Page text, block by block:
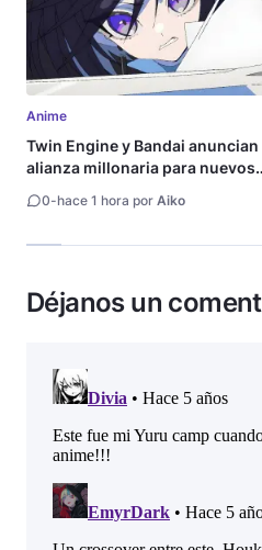
Anime
Twin Engine y Bandai anuncian
alianza millonaria para nuevos
0-hace 1 hora por Aiko
Déjanos un